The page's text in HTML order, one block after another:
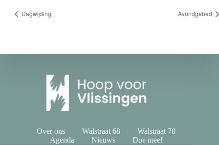
Dagwijding Avondgebed
Over ons Walstraat 68
Walstraat 70
Agenda
Nieuws
Doe mee!